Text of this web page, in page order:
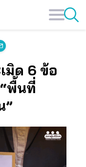
มิด 6 ข้อ
พื้นที่
”